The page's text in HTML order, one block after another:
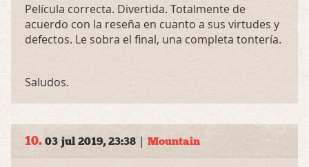
Película correcta. Divertida. Totalmente de
acuerdo con la reseña en cuanto a sus virtudes y
defectos. Le sobra el final, una completa tontería.
Saludos.
10. 03 jul 2019, 23:38 | Mountain